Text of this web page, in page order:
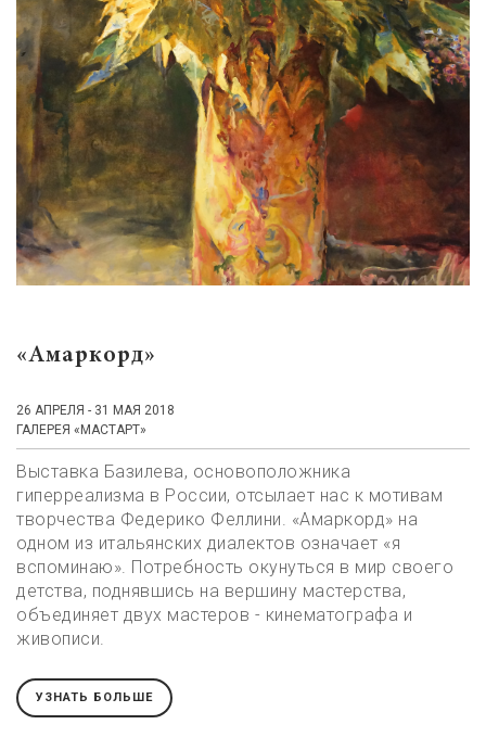
«Амаркорд»
26 АПРЕЛЯ - 31 МАЯ 2018
ГАЛЕРЕЯ «МАСТАРТ»
Выставка Базилева, основоположника
гиперреализма в России, отсылает нас к мотивам
творчества Федерико Феллини. «Амаркорд» на
одном из итальянских диалектов означает «я
вспоминаю». Потребность окунуться в мир своего
детства, поднявшись на вершину мастерства,
объединяет двух мастеров - кинематографа и
живописи.
УЗНАТЬ БОЛЬШЕ